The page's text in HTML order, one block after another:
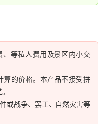
、等私人费用及景区内小交
算的价格。本产品不接受拼
或战争、罢工、自然灾害等